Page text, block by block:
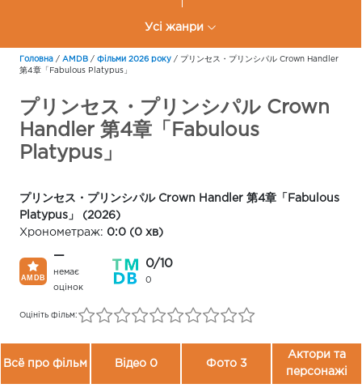
Усі жанри
Головна / AMDB / Фільми 2026 року / プリンセス・プリンシパル Crown Handler
第4章「Fabulous Platypus」
プリンセス・プリンシパル Crown
Handler 第4章「Fabulous
Platypus」
プリンセス・プリンシパル Crown Handler 第4章「Fabulous
Platypus」 (2026)
Хронометраж: 0:0 (0 хв)
—
немає
оцінок
0/10
0
Оцініть фільм:
Всё про фільм Відео 0 Фото 3
Актори та
персонажі